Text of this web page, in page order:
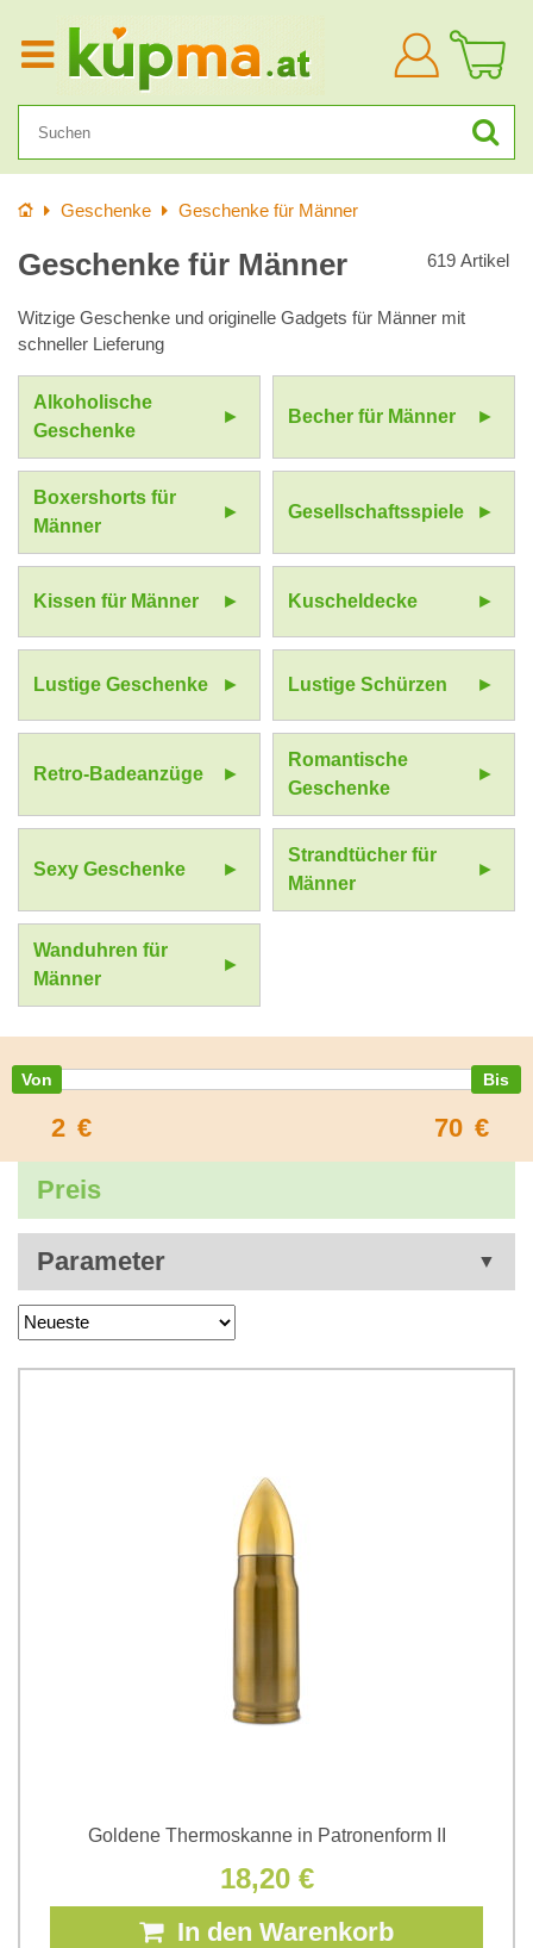
Anmelden
StartseiteGeschenke Geschenke für Männer
Geschenke für Männer 619 Artikel
Witzige Geschenke und originelle Gadgets für Männer mit
schneller Lieferung
Alkoholische
Geschenke
Becher für Männer
Boxershorts für
Männer
Gesellschaftsspiele
Kissen für Männer Kuscheldecke
Lustige Geschenke Lustige Schürzen
Retro-Badeanzüge
Romantische
Geschenke
Sexy Geschenke
Strandtücher für
Männer
Wanduhren für
Männer
2 € 70 €
Preis
Parameter
Goldene Thermoskanne in Patronenform II
18,20 €
In den Warenkorb